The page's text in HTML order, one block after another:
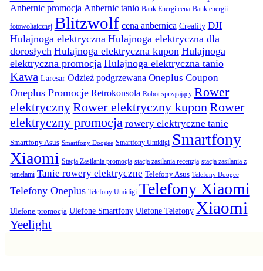
Anbernic promocja Anbernic tanio Bank Energi cena Bank energii
fotowoltaicznej Blitzwolf cena anbernica Creality DJI
Hulajnoga elektryczna Hulajnoga elektryczna dla
dorosłych Hulajnoga elektryczna kupon Hulajnoga
elektryczna promocja Hulajnoga elektryczna tanio
Kawa Laresar Odzież podgrzewana Oneplus Coupon
Oneplus Promocje Retrokonsola Robot sprzątający Rower
elektrycznyRower elektryczny kupon Rower
elektryczny promocja rowery elektryczne tanie
Smartfony Asus Smartfony Doogee Smartfony Umidigi Smartfony
Xiaomi Stacja Zasilania promocja stacja zasilania recenzja stacja zasilania z
panelami Tanie rowery elektryczne Telefony Asus Telefony Doogee
Telefony Oneplus Telefony Umidigi Telefony Xiaomi
Ulefone promocja Ulefone Smartfony Ulefone Telefony Xiaomi
Yeelight